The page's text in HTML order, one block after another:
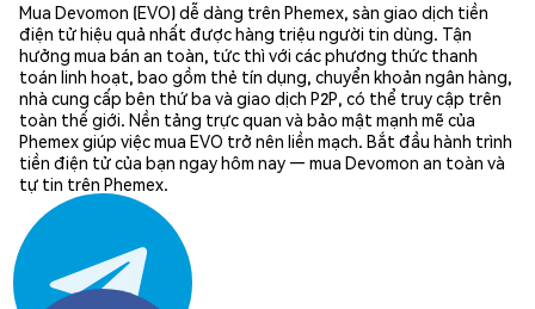
Mua Devomon (EVO) dễ dàng trên Phemex, sàn giao dịch tiền
điện tử hiệu quả nhất được hàng triệu người tin dùng. Tận
hưởng mua bán an toàn, tức thì với các phương thức thanh
toán linh hoạt, bao gồm thẻ tín dụng, chuyển khoản ngân hàng,
nhà cung cấp bên thứ ba và giao dịch P2P, có thể truy cập trên
toàn thế giới. Nền tảng trực quan và bảo mật mạnh mẽ của
Phemex giúp việc mua EVO trở nên liền mạch. Bắt đầu hành trình
tiền điện tử của bạn ngay hôm nay — mua Devomon an toàn và
tự tin trên Phemex.